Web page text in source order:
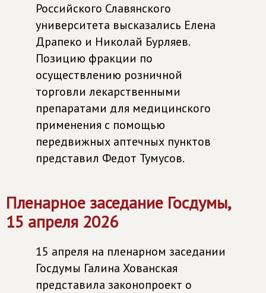
Российского Славянского
университета высказались Елена
Драпеко и Николай Бурляев.
Позицию фракции по
осуществлению розничной
торговли лекарственными
препаратами для медицинского
применения с помощью
передвижных аптечных пунктов
представил Федот Тумусов.
Пленарное заседание Госдумы,
15 апреля 2026
15 апреля на пленарном заседании
Госдумы Галина Хованская
представила законопроект о